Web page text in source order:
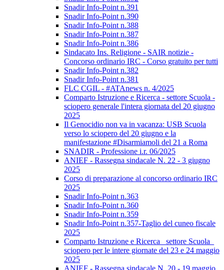
Snadir Info-Point n.391
Snadir Info-Point n.390
Snadir Info-Point n.388
Snadir Info-Point n.387
Snadir Info-Point n.386
Sindacato Ins. Religione - SAIR notizie -
Concorso ordinario IRC - Corso gratuito per tutti
Snadir Info-Point n.382
Snadir Info-Point n.381
FLC CGIL - #ATAnews n. 4/2025
Comparto Istruzione e Ricerca - settore Scuola -
sciopero generale l'intera giornata del 20 giugno
2025
Il Genocidio non va in vacanza: USB Scuola
verso lo sciopero del 20 giugno e la
manifestazione #Disarmiamoli del 21 a Roma
SNADIR - Professione i.r. 06/2025
ANIEF - Rassegna sindacale N. 22 - 3 giugno
2025
Corso di preparazione al concorso ordinario IRC
2025
Snadir Info-Point n.363
Snadir Info-Point n.360
Snadir Info-Point n.359
Snadir Info-Point n.357-Taglio del cuneo fiscale
2025
Comparto Istruzione e Ricerca_ settore Scuola_
sciopero per le intere giornate del 23 e 24 maggio
2025